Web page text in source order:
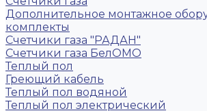
Дополнительное монтажное
комплекты
Счетчики газа "РАДАН"
Счетчики газа БелОМО
Теплый пол
Греющий кабель
Теплый пол водяной
Теплый пол электрический